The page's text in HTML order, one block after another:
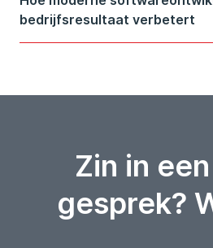
bedrijfsresultaat verbetert
Zin in
gesprek?